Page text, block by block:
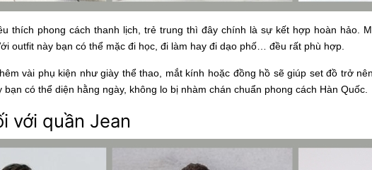
thích phong cách thanh lịch, trẻ trung thì đây chính là sự kết hợp hoàn hảo.
outfit này bạn có thể mặc đi học, đi làm hay đi dạo phố… đều rất phù hợp.
vài phụ kiện như giày thể thao, mắt kính hoặc đồng hồ sẽ giúp set đồ trở
có thể diện hằng ngày, không lo bị nhàm chán chuẩn phong cách Hàn Quốc.
với quần Jean